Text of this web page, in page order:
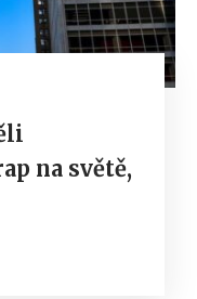
na světě,